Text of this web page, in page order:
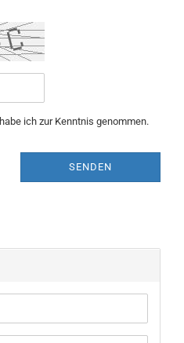
habe ich zur Kenntnis genommen.
SENDEN